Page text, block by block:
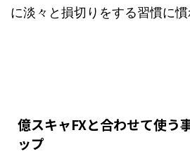
に淡々と損切りをする習慣に慣
億スキャFXと合わせて使う
ップ